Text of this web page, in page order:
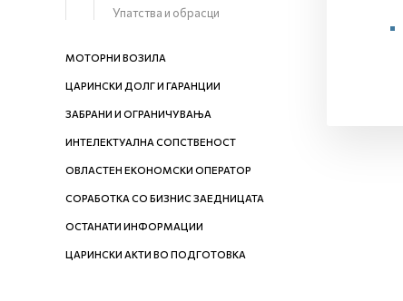
Упатства и обрасци
МОТОРНИ ВОЗИЛА
ЦАРИНСКИ ДОЛГ И ГАРАНЦИИ
ЗАБРАНИ И ОГРАНИЧУВАЊА
ИНТЕЛЕКТУАЛНА СОПСТВЕНОСТ
ОВЛАСТЕН ЕКОНОМСКИ ОПЕРАТОР
СОРАБОТКА СО БИЗНИС ЗАЕДНИЦАТА
ОСТАНАТИ ИНФОРМАЦИИ
ЦАРИНСКИ АКТИ ВО ПОДГОТОВКА